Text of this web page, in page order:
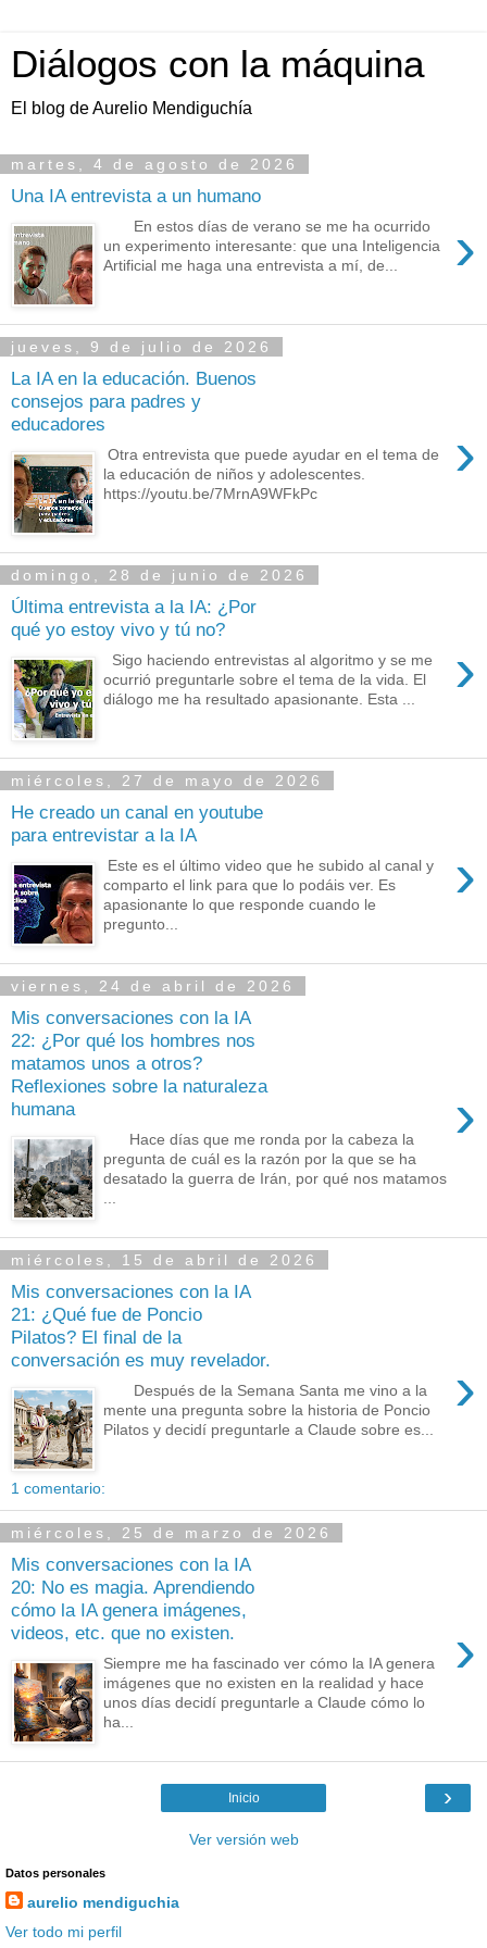
Diálogos con la máquina
El blog de Aurelio Mendiguchía
martes, 4 de agosto de 2026
Una IA entrevista a un humano
›
En estos días de verano se me ha ocurrido
un experimento interesante: que una Inteligencia
Artificial me haga una entrevista a mí, de...
jueves, 9 de julio de 2026
La IA en la educación. Buenos
consejos para padres y
educadores
›
Otra entrevista que puede ayudar en el tema de
la educación de niños y adolescentes.
https://youtu.be/7MrnA9WFkPc
domingo, 28 de junio de 2026
Última entrevista a la IA: ¿Por
qué yo estoy vivo y tú no?
›
Sigo haciendo entrevistas al algoritmo y se me
ocurrió preguntarle sobre el tema de la vida. El
diálogo me ha resultado apasionante. Esta ...
miércoles, 27 de mayo de 2026
He creado un canal en youtube
para entrevistar a la IA
›
Este es el último video que he subido al canal y
comparto el link para que lo podáis ver. Es
apasionante lo que responde cuando le
pregunto...
viernes, 24 de abril de 2026
Mis conversaciones con la IA
22: ¿Por qué los hombres nos
matamos unos a otros?
Reflexiones sobre la naturaleza
humana
›
Hace días que me ronda por la cabeza la
pregunta de cuál es la razón por la que se ha
desatado la guerra de Irán, por qué nos matamos
...
miércoles, 15 de abril de 2026
Mis conversaciones con la IA
21: ¿Qué fue de Poncio
Pilatos? El final de la
conversación es muy revelador.
›
Después de la Semana Santa me vino a la
mente una pregunta sobre la historia de Poncio
Pilatos y decidí preguntarle a Claude sobre es...
1 comentario:
miércoles, 25 de marzo de 2026
Mis conversaciones con la IA
20: No es magia. Aprendiendo
cómo la IA genera imágenes,
videos, etc. que no existen.
›
Siempre me ha fascinado ver cómo la IA genera
imágenes que no existen en la realidad y hace
unos días decidí preguntarle a Claude cómo lo
ha...
›
Inicio
Ver versión web
Datos personales
aurelio mendiguchia
Ver todo mi perfil